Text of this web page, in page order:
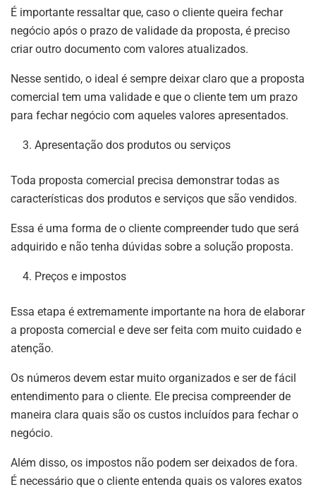
É importante ressaltar que, caso o cliente queira fechar
negócio após o prazo de validade da proposta, é preciso
criar outro documento com valores atualizados.
Nesse sentido, o ideal é sempre deixar claro que a proposta
comercial tem uma validade e que o cliente tem um prazo
para fechar negócio com aqueles valores apresentados.
Apresentação dos produtos ou serviços
Toda proposta comercial precisa demonstrar todas as
características dos produtos e serviços que são vendidos.
Essa é uma forma de o cliente compreender tudo que será
adquirido e não tenha dúvidas sobre a solução proposta.
Preços e impostos
Essa etapa é extremamente importante na hora de elaborar
a proposta comercial e deve ser feita com muito cuidado e
atenção.
Os números devem estar muito organizados e ser de fácil
entendimento para o cliente. Ele precisa compreender de
maneira clara quais são os custos incluídos para fechar o
negócio.
Além disso, os impostos não podem ser deixados de fora.
É necessário que o cliente entenda quais os valores exatos